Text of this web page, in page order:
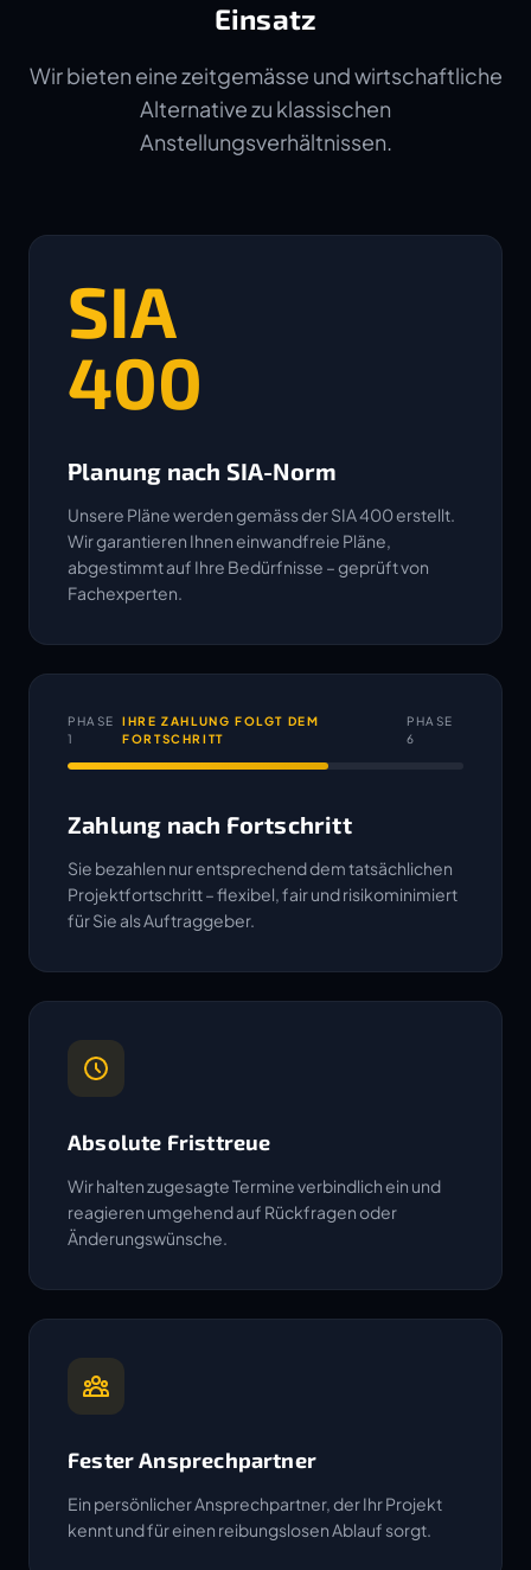
Einsatz
Wir bieten eine zeitgemässe und wirtschaftliche
Alternative zu klassischen
Anstellungsverhältnissen.
SIA
400
Planung nach SIA-Norm
Unsere Pläne werden gemäss der SIA 400 erstellt.
Wir garantieren Ihnen einwandfreie Pläne,
abgestimmt auf Ihre Bedürfnisse – geprüft von
Fachexperten.
PHASE
1
IHRE ZAHLUNG FOLGT DEM
FORTSCHRITT
PHASE
6
Zahlung nach Fortschritt
Sie bezahlen nur entsprechend dem tatsächlichen
Projektfortschritt – flexibel, fair und risikominimiert
für Sie als Auftraggeber.
Absolute Fristtreue
Wir halten zugesagte Termine verbindlich ein und
reagieren umgehend auf Rückfragen oder
Änderungswünsche.
Fester Ansprechpartner
Ein persönlicher Ansprechpartner, der Ihr Projekt
kennt und für einen reibungslosen Ablauf sorgt.